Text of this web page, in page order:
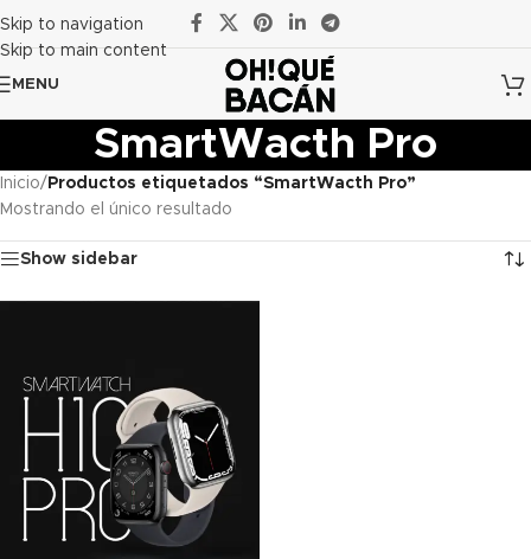
Skip to navigation
Skip to main content
MENU
SmartWacth Pro
Inicio/ Productos etiquetados “SmartWacth Pro”
Mostrando el único resultado
Show sidebar